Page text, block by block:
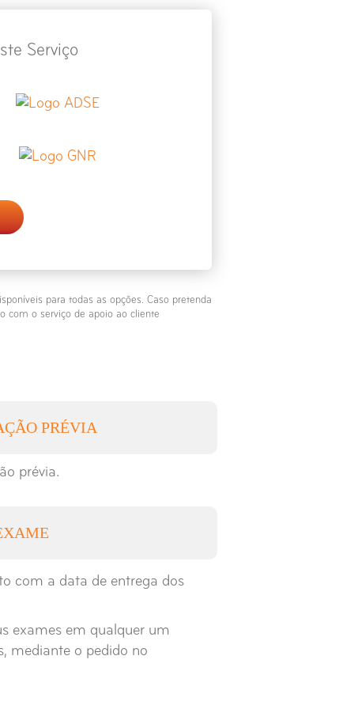
Serviço
para todas as opções. Caso pretenda
com o serviço de apoio ao cliente
PRÉVIA
prévia.
com a data de entrega dos
exames em qualquer um
mediante o pedido no